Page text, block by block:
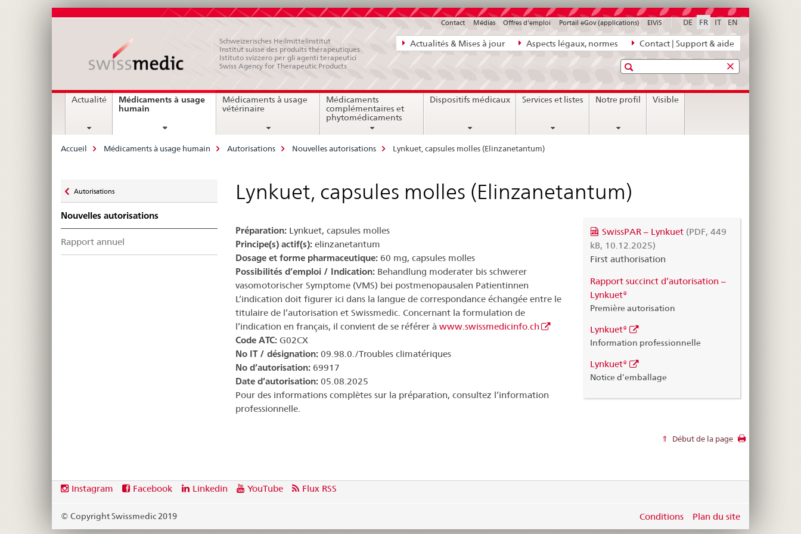
Navigation
directe:
bases
juridiques,
contact
Actualités & Mises à jour Aspects légaux, normes Contact | Support & aide
DE FR IT EN
Contact Médias Offres d'emploi Portail eGov (applications) ElViS
Schweizerisches Heilmittelinstitut
Institut suisse des produits thérapeutiques
Istituto svizzero per gli agenti terapeutici
Swiss Agency for Therapeutic Products
Recherche
Navigation
Actualité
Médicaments à usage
humain
Médicaments à usage
vétérinaire
Médicaments
complémentaires et
phytomédicaments
Dispositifs médicaux Services et listes Notre profil Visible
Breadcrumb
Accueil Médicaments à usage humain Autorisations Nouvelles autorisations Lynkuet, capsules molles (Elinzanetantum)
zu
Autorisations
Nouvelles autorisations
Rapport annuel
Lynkuet, capsules molles (Elinzanetantum)
Préparation: Lynkuet, capsules molles
Principe(s) actif(s):elinzanetantum
Dosage et forme pharmaceutique:60 mg, capsules molles
Possibilités d’emploi / Indication:Behandlung moderater bis schwerer
vasomotorischer Symptome (VMS) bei postmenopausalen Patientinnen
L’indication doit figurer ici dans la langue de correspondance échangée entre le
titulaire de l’autorisation et Swissmedic. Concernant la formulation de
l’indication en français, il convient de se référer à www.swissmedicinfo.ch
Code ATC: G02CX
No IT / désignation:09.98.0./Troubles climatériques
No d’autorisation:69917
Date d’autorisation:05.08.2025
Pour des informations complètes sur la préparation, consultez l’information
professionnelle.
SwissPAR – Lynkuet(PDF, 449
kB, 10.12.2025)
First authorisation
Rapport succinct d’autorisation –
Lynkuet®
Première autorisation
Lynkuet®
Information professionnelle
Lynkuet®
Notice d’emballage
Début de la page
Footer
Social
links
Instagram Facebook Linkedin YouTube Flux RSS
© Copyright Swissmedic 2019 Conditions Plan du site